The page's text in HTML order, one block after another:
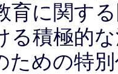
育に関す
る積極的
ための特